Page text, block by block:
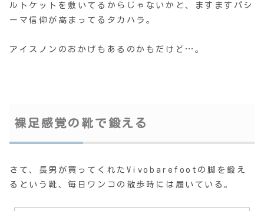
ルトケットを敷いてるからじゃないかと、ますますパシ
ーマ信仰が高まってるタカハラ。
アイスノンのおかげもあるのかもだけど…。
裸足感覚の靴で鍛える
さて、長男が買ってくれたVivobarefootの脚を鍛え
るという靴、毎日ワンコの散歩時には履いている。